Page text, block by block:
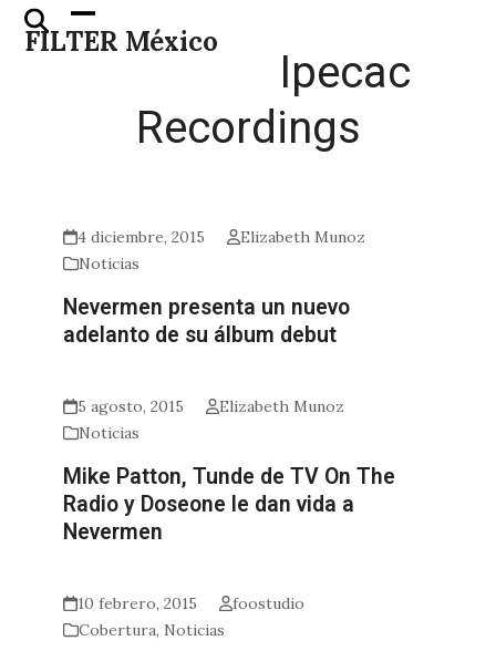
Skip
FILTER México
Open
mobile
Close
mobile
Ipecac
Recordings
4 diciembre, 2015
Elizabeth Munoz
Noticias
Nevermen presenta un nuevo
adelanto de su álbum debut
5 agosto, 2015
Elizabeth Munoz
Noticias
Mike Patton, Tunde de TV On The
Radio y Doseone le dan vida a
Nevermen
10 febrero, 2015
foostudio
Cobertura, Noticias